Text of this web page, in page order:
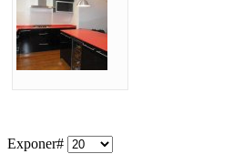
Exponer#